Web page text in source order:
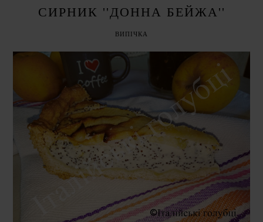
СИРНИК ''ДОННА БЕЙЖА''
ВИПІЧКА